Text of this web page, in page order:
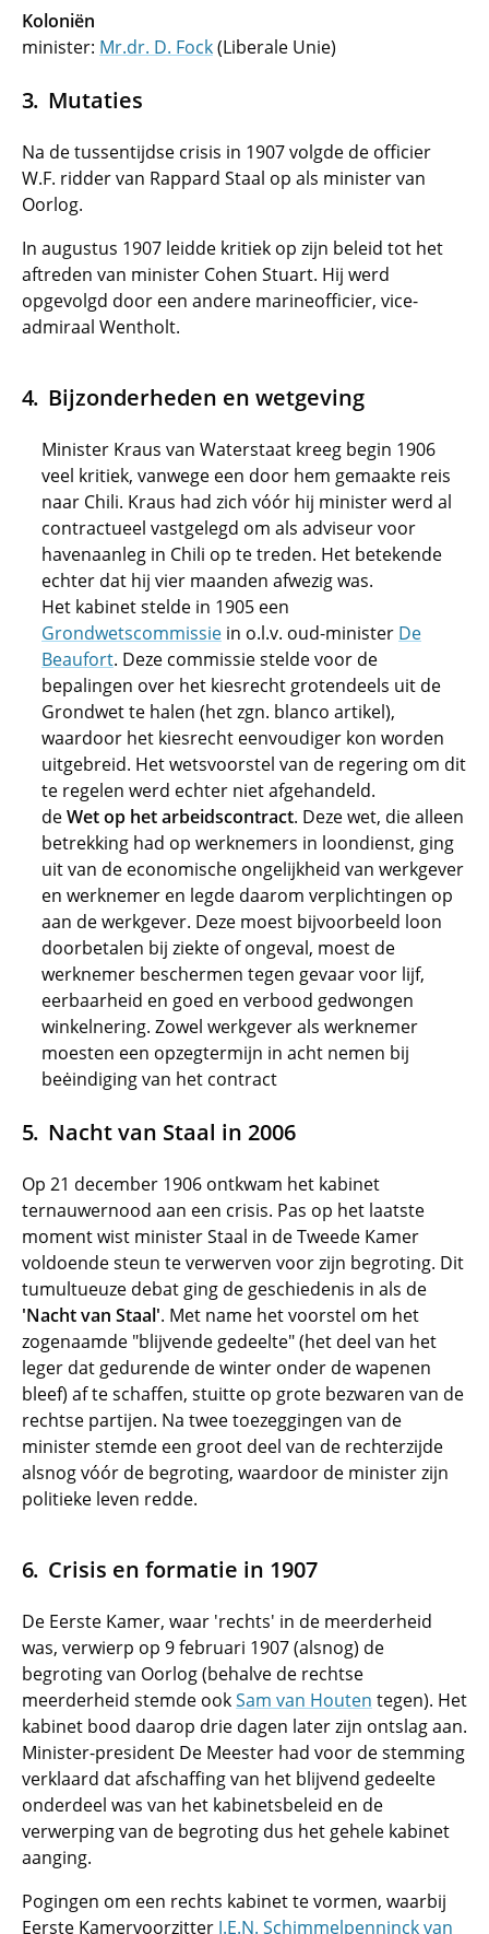
Koloniën
minister: Mr.dr. D. Fock(Liberale Unie)
Mutaties
Na de tussentijdse crisis in 1907 volgde de officier
W.F. ridder van Rappard Staal op als minister van
Oorlog.
In augustus 1907 leidde kritiek op zijn beleid tot het
aftreden van minister Cohen Stuart. Hij werd
opgevolgd door een andere marineofficier, vice-
admiraal Wentholt.
Bijzonderheden en wetgeving
Minister Kraus van Waterstaat kreeg begin 1906
veel kritiek, vanwege een door hem gemaakte reis
naar Chili. Kraus had zich vóór hij minister werd al
contractueel vastgelegd om als adviseur voor
havenaanleg in Chili op te treden. Het betekende
echter dat hij vier maanden afwezig was.
Het kabinet stelde in 1905 een
Grondwetscommissie in o.l.v. oud-minister De
Beaufort. Deze commissie stelde voor de
bepalingen over het kiesrecht grotendeels uit de
Grondwet te halen (het zgn. blanco artikel),
waardoor het kiesrecht eenvoudiger kon worden
uitgebreid. Het wetsvoorstel van de regering om dit
te regelen werd echter niet afgehandeld.
deWet op het arbeidscontract. Deze wet, die alleen
betrekking had op werknemers in loondienst, ging
uit van de economische ongelijkheid van werkgever
en werknemer en legde daarom verplichtingen op
aan de werkgever. Deze moest bijvoorbeeld loon
doorbetalen bij ziekte of ongeval, moest de
werknemer beschermen tegen gevaar voor lijf,
eerbaarheid en goed en verbood gedwongen
winkelnering. Zowel werkgever als werknemer
moesten een opzegtermijn in acht nemen bij
beėindiging van het contract
Nacht van Staal in 2006
Op 21 december 1906 ontkwam het kabinet
ternauwernood aan een crisis. Pas op het laatste
moment wist minister Staal in de Tweede Kamer
voldoende steun te verwerven voor zijn begroting. Dit
tumultueuze debat ging de geschiedenis in als de
'Nacht van Staal'. Met name het voorstel om het
zogenaamde "blijvende gedeelte" (het deel van het
leger dat gedurende de winter onder de wapenen
bleef) af te schaffen, stuitte op grote bezwaren van de
rechtse partijen. Na twee toezeggingen van de
minister stemde een groot deel van de rechterzijde
alsnog vóór de begroting, waardoor de minister zijn
politieke leven redde.
Crisis en formatie in 1907
De Eerste Kamer, waar 'rechts' in de meerderheid
was, verwierp op 9 februari 1907 (alsnog) de
begroting van Oorlog (behalve de rechtse
meerderheid stemde ookSam van Houten tegen). Het
kabinet bood daarop drie dagen later zijn ontslag aan.
Minister-president De Meester had voor de stemming
verklaard dat afschaffing van het blijvend gedeelte
onderdeel was van het kabinetsbeleid en de
verwerping van de begroting dus het gehele kabinet
aanging.
Pogingen om een rechts kabinet te vormen, waarbij
Eerste Kamervoorzitter J.E.N. Schimmelpenninck van